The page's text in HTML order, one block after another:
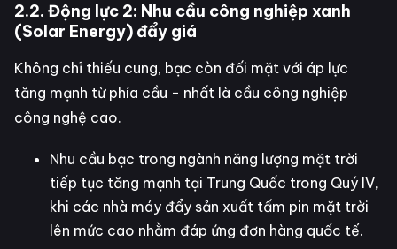
2.2. Động lực 2: Nhu cầu công nghiệp xanh
(Solar Energy) đẩy giá
Không chỉ thiếu cung, bạc còn đối mặt với áp lực
tăng mạnh từ phía cầu - nhất là cầu công nghiệp
công nghệ cao.
Nhu cầu bạc trong ngành năng lượng mặt trời
tiếp tục tăng mạnh tại Trung Quốc trong Quý IV,
khi các nhà máy đẩy sản xuất tấm pin mặt trời
lên mức cao nhằm đáp ứng đơn hàng quốc tế.